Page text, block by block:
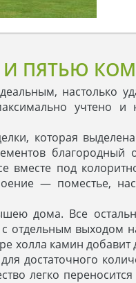
ПЯТЬЮ
настолько
учтено и
которая
благородный
вместе под
— поместье,
дома. Все
отдельным выходом
холла камин
достаточного
легко